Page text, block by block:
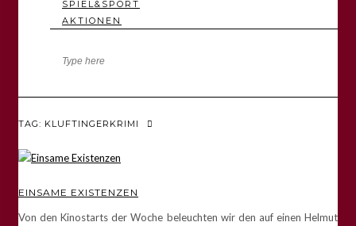
SPIEL&SPORT
AKTIONEN
TAG: KLUFTINGERKRIMI
EINSAME EXISTENZEN
Von den Kinostarts der Woche beleuchten wir den auf einen Helmut